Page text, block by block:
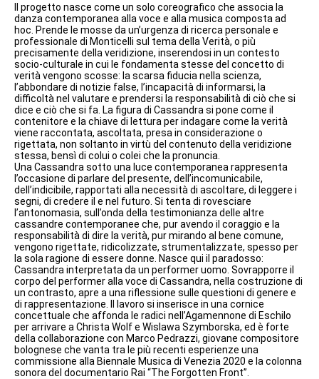
Il progetto nasce come un solo coreografico che associa la
danza contemporanea alla voce e alla musica composta ad
hoc. Prende le mosse da un’urgenza di ricerca personale e
professionale di Monticelli sul tema della Verità, o più
precisamente della veridizione, inserendosi in un contesto
socio-culturale in cui le fondamenta stesse del concetto di
verità vengono scosse: la scarsa fiducia nella scienza,
l’abbondare di notizie false, l’incapacità di informarsi, la
difficoltà nel valutare e prendersi la responsabilità di ciò che si
dice e ciò che si fa. La figura di Cassandra si pone come il
contenitore e la chiave di lettura per indagare come la verità
viene raccontata, ascoltata, presa in considerazione o
rigettata, non soltanto in virtù del contenuto della veridizione
stessa, bensì di colui o colei che la pronuncia.
Una Cassandra sotto una luce contemporanea rappresenta
l’occasione di parlare del presente, dell’incomunicabile,
dell’indicibile, rapportati alla necessità di ascoltare, di leggere i
segni, di credere il e nel futuro. Si tenta di rovesciare
l’antonomasia, sull’onda della testimonianza delle altre
cassandre contemporanee che, pur avendo il coraggio e la
responsabilità di dire la verità, pur mirando al bene comune,
vengono rigettate, ridicolizzate, strumentalizzate, spesso per
la sola ragione di essere donne. Nasce qui il paradosso:
Cassandra interpretata da un performer uomo. Sovrapporre il
corpo del performer alla voce di Cassandra, nella costruzione di
un contrasto, apre a una riflessione sulle questioni di genere e
di rappresentazione. Il lavoro si inserisce in una cornice
concettuale che affonda le radici nell’Agamennone di Eschilo
per arrivare a Christa Wolf e Wislawa Szymborska, ed è forte
della collaborazione con Marco Pedrazzi, giovane compositore
bolognese che vanta tra le più recenti esperienze una
commissione alla Biennale Musica di Venezia 2020 e la colonna
sonora del documentario Rai “The Forgotten Front”.